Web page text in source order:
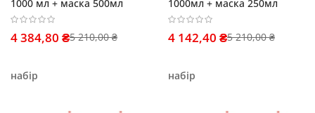
1000 мл + маска 500мл
4 384,80 ₴5 210,00 ₴
набір
1000мл + маска 250мл
4 142,40 ₴5 210,00 ₴
набір